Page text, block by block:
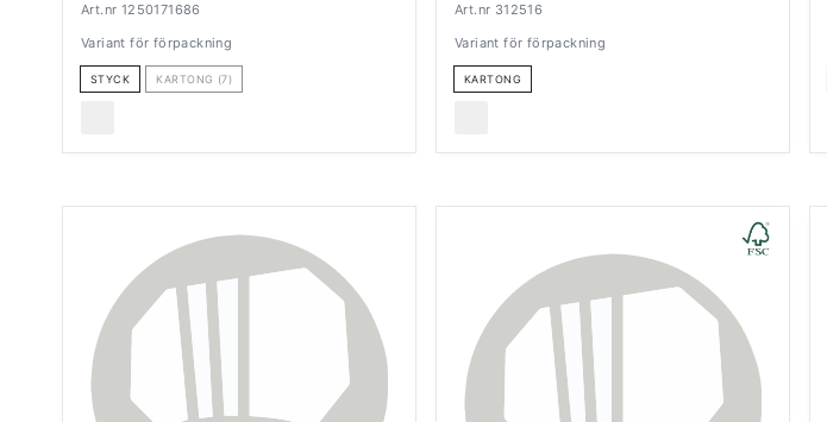
Art.nr 1250171686
Variant för förpackning
STYCK KARTONG (7)
Art.nr 312516
Variant för förpackning
KARTONG